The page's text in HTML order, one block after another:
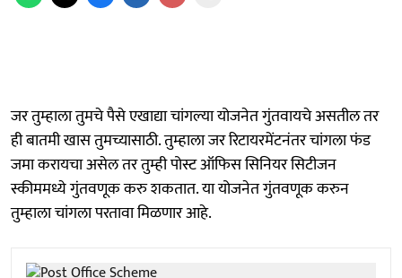
जर तुम्हाला तुमचे पैसे एखाद्या चांगल्या योजनेत गुंतवायचे असतील तर
ही बातमी खास तुमच्यासाठी. तुम्हाला जर रिटायरमेंटनंतर चांगला फंड
जमा करायचा असेल तर तुम्ही पोस्ट ऑफिस सिनियर सिटीजन
स्कीममध्ये गुंतवणूक करु शकतात. या योजनेत गुंतवणूक करुन
तुम्हाला चांगला परतावा मिळणार आहे.